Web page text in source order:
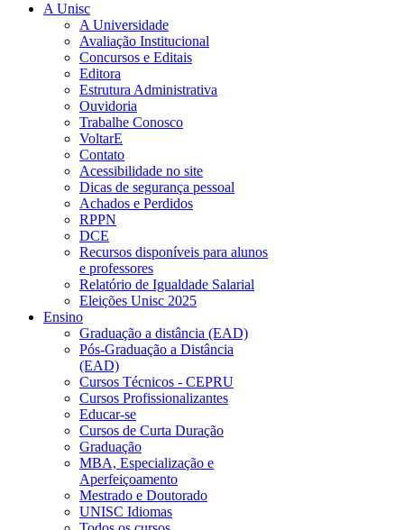
A Unisc
A Universidade
Avaliação Institucional
Concursos e Editais
Editora
Estrutura Administrativa
Ouvidoria
Trabalhe Conosco
VoltarE
Contato
Acessibilidade no site
Dicas de segurança pessoal
Achados e Perdidos
RPPN
DCE
Recursos disponíveis para alunos
e professores
Relatório de Igualdade Salarial
Eleições Unisc 2025
Ensino
Graduação a distância (EAD)
Pós-Graduação a Distância
(EAD)
Cursos Técnicos - CEPRU
Cursos Profissionalizantes
Educar-se
Cursos de Curta Duração
Graduação
MBA, Especialização e
Aperfeiçoamento
Mestrado e Doutorado
UNISC Idiomas